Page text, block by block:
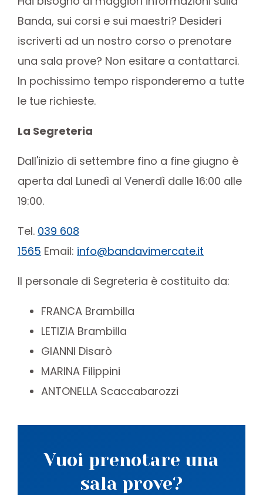
Banda, sui corsi e sui maestri? Desideri
iscriverti ad un nostro corso o prenotare
una sala prove? Non esitare a contattarci.
In pochissimo tempo risponderemo a tutte
le tue richieste.
La Segreteria
Dall'inizio di settembre fino a fine giugno è
aperta dal Lunedì al Venerdì dalle 16:00 alle
19:00.
Tel. 039 608
1565 Email: info@bandavimercate.it
Il personale di Segreteria è costituito da:
FRANCA Brambilla
LETIZIA Brambilla
GIANNI Disarò
MARINA Filippini
ANTONELLA Scaccabarozzi
Vuoi prenotare una
sala prove?